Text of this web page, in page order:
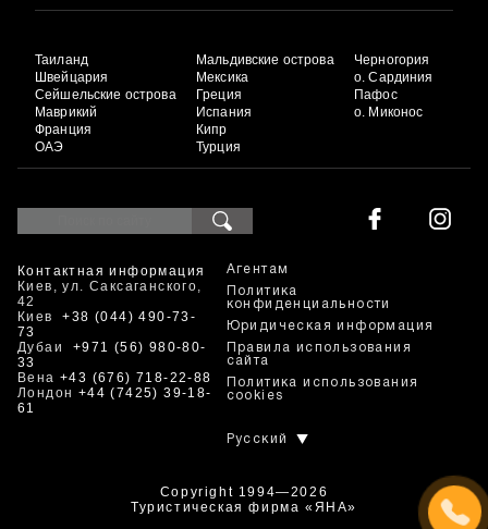
Таиланд
Швейцария
Сейшельские острова
Маврикий
Франция
ОАЭ
Мальдивские острова
Мексика
Греция
Испания
Кипр
Турция
Черногория
о. Сардиния
Пафос
о. Миконос
Контактная информация
Киев, ул. Саксаганского,
42
Киев+38 (044) 490-73-
73
Дубаи +971 (56) 980-80-
33
Вена +43 (676) 718-22-88
Лондон +44 (7425) 39-18-
61
Агентам
Политика
конфиденциальности
Юридическая информация
Правила использования
сайта
Политика использования
cookies
Русский
Copyright 1994—2026
Туристическая фирма «ЯНА»